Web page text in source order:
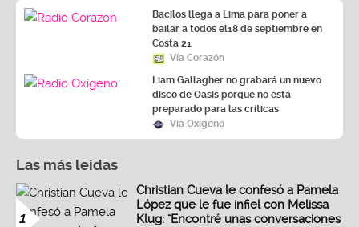
Bacilos llega a Lima para poner a
bailar a todos el18 de septiembre en
Costa 21
Vía Corazón
Liam Gallagher no grabará un nuevo
disco de Oasis porque no está
preparado para las críticas
Vía Oxígeno
Las más leidas
1
Christian Cueva le confesó a Pamela
López que le fue infiel con Melissa
Klug: "Encontré unas conversaciones